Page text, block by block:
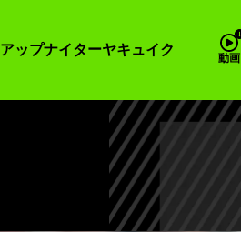
ップナイターヤキュイク
動画